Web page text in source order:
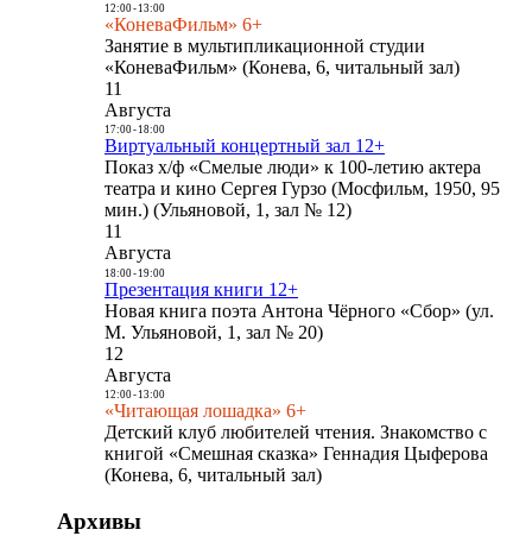
12:00- 13:00
«КоневаФильм» 6+
Занятие в мультипликационной студии
«КоневаФильм» (Конева, 6, читальный зал)
11
Августа
17:00- 18:00
Виртуальный концертный зал 12+
Показ х/ф «Смелые люди» к 100-летию актера
театра и кино Сергея Гурзо (Мосфильм, 1950, 95
мин.) (Ульяновой, 1, зал № 12)
11
Августа
18:00- 19:00
Презентация книги 12+
Новая книга поэта Антона Чёрного «Сбор» (ул.
М. Ульяновой, 1, зал № 20)
12
Августа
12:00- 13:00
«Читающая лошадка» 6+
Детский клуб любителей чтения. Знакомство с
книгой «Смешная сказка» Геннадия Цыферова
(Конева, 6, читальный зал)
Архивы